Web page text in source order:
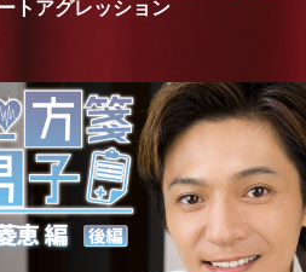
トアグレッション